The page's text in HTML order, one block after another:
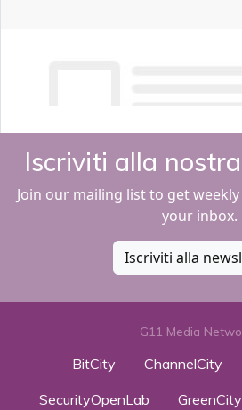
Iscriviti alla
Join our mailing list to get
your inbox.
Iscriviti alla
G11 Media
BitCity ChannelCity
SecurityOpenLab
GreenCity